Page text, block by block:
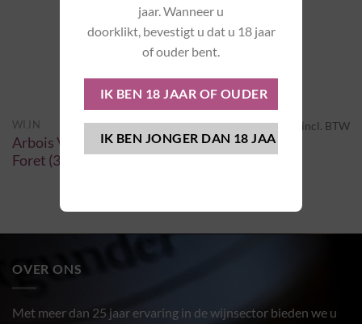
WIJN
Arbois Vin de Paille 2008 – Domaine
Foret (37,5 cl)
€44,65 incl. BTW
OVER ONS
Met meer dan 25 jaar ervaring in de wijnsector bieden we u
jaar. Wanneer u
doorklikt, bevestigt u dat u 18 jaar
of ouder bent.